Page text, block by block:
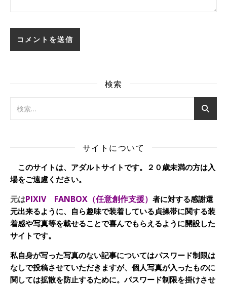
検索
サイトについて
このサイトは、アダルトサイトです。２０歳未満の方は入
場をご遠慮ください。
元はPIXIV FANBOX（任意創作支援） 者に対する感謝還
元出来るように、自ら趣味で装着している貞操帯に関する装
着感や写真等を載せることで喜んでもらえるように開設した
サイトです。
私自身が写った写真のない記事についてはパスワード制限は
なしで投稿させていただきますが、個人写真が入ったものに
関しては拡散を防止するために。パスワード制限を掛けさせ